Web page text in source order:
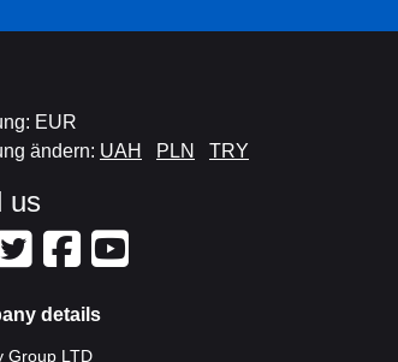
EUR
ändern: UAH PLN TRY
us
details
Group LTD